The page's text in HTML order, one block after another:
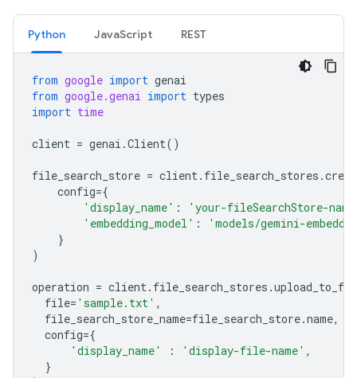
Python JavaScript REST
from google import genai
from google.genai import types
import time
client = genai .Client()
file_search_store = client. file_search_stores .
config={
'display_name' :
'your-fileSearchStore-
'embedding_model' :
'models/gemini-
}
)
operation = client. file_search_stores .
file= 'sample.txt' ,
file_search_store_name=file_search_store.name,
config={
'display_name'
: 'display-file-name' ,
}